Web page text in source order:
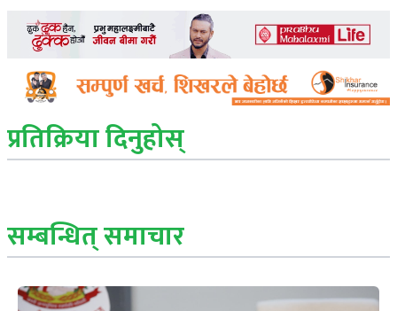
प्रतिक्रिया दिनुहोस्
सम्बन्धित् समाचार